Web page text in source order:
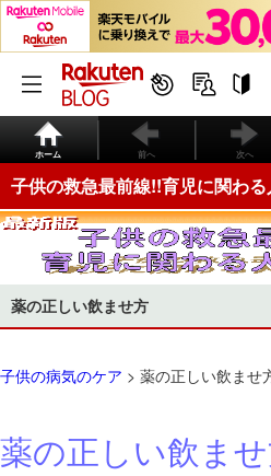
ホーム 前へ 次へ
子供の救急最前線!!育児に関わ
薬の正しい飲ませ方
子供の病気のケア > 薬の正しい飲ませ
薬の正しい飲ま